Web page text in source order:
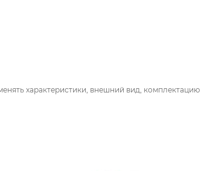
характеристики, внешний вид,